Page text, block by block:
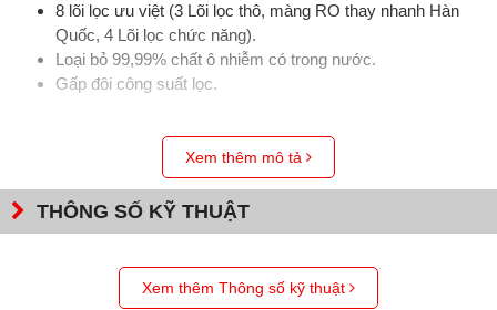
8 lõi lọc ưu việt (3 Lõi lọc thô, màng RO thay nhanh Hàn
Quốc, 4 Lõi lọc chức năng).
Loại bỏ 99,99% chất ô nhiễm có trong nước.
Gấp đôi công suất lọc.
Xem thêm mô tả
THÔNG SỐ KỸ THUẬT
Xem thêm Thông số kỹ thuật